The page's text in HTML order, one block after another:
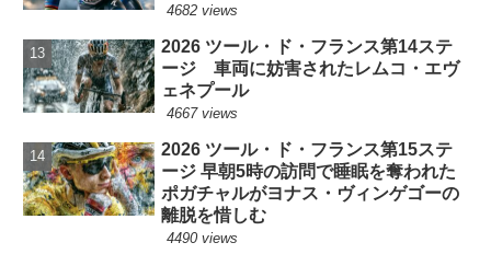
4682 views
2026 ツール・ド・フランス第14ステ
ージ 車両に妨害されたレムコ・エヴ
ェネプール
4667 views
2026 ツール・ド・フランス第15ステ
ージ 早朝5時の訪問で睡眠を奪われた
ポガチャルがヨナス・ヴィンゲゴーの
離脱を惜しむ
4490 views